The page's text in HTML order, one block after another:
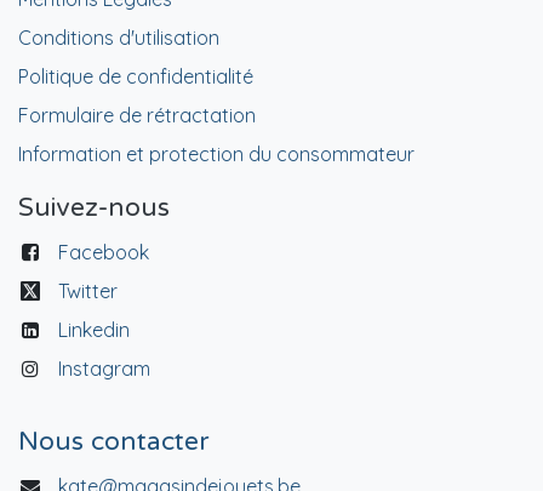
Conditions d'utilisation
Politique de confidentialité
Formulaire de rétractation
Information et protection du consommateur
Suivez-nous
Facebook
Twitter
Linkedin
Instagram
Nous contacter